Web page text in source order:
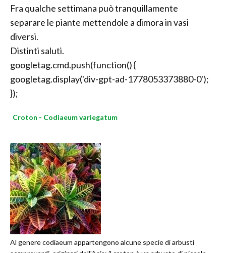
Fra qualche settimana può tranquillamente
separare le piante mettendole a dimora in vasi
diversi.
Distinti saluti.
googletag.cmd.push(function() {
googletag.display('div-gpt-ad-1778053373880-0');
});
Croton - Codiaeum variegatum
Al genere codiaeum appartengono alcune specie di arbusti